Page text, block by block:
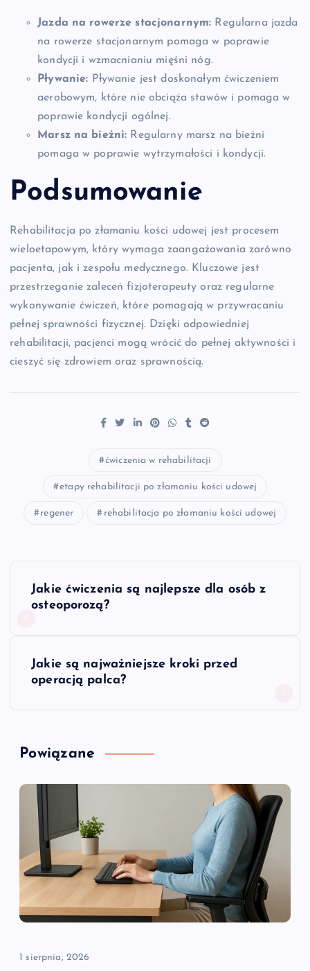
Jazda na rowerze stacjonarnym: Regularna jazda
na rowerze stacjonarnym pomaga w poprawie
kondycji i wzmacnianiu mięśni nóg.
Pływanie: Pływanie jest doskonałym ćwiczeniem
aerobowym, które nie obciąża stawów i pomaga w
poprawie kondycji ogólnej.
Marsz na bieżni: Regularny marsz na bieżni
pomaga w poprawie wytrzymałości i kondycji.
Podsumowanie
Rehabilitacja po złamaniu kości udowej jest procesem
wieloetapowym, który wymaga zaangażowania zarówno
pacjenta, jak i zespołu medycznego. Kluczowe jest
przestrzeganie zaleceń fizjoterapeuty oraz regularne
wykonywanie ćwiczeń, które pomagają w przywracaniu
pełnej sprawności fizycznej. Dzięki odpowiedniej
rehabilitacji, pacjenci mogą wrócić do pełnej aktywności i
cieszyć się zdrowiem oraz sprawnością.
ćwiczenia w rehabilitacji
etapy rehabilitacji po złamaniu kości udowej
regener rehabilitacja po złamaniu kości udowej
N
a
c
w
p
Jakie ćwiczenia są najlepsze dla osób z
osteoporozą?
Jakie są najważniejsze kroki przed
operacją palca?
Powiązane
1 sierpnia, 2026